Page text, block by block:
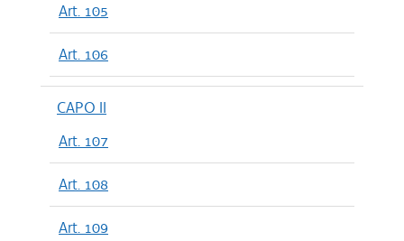
Art. 105
Art. 106
CAPO II
Art. 107
Art. 108
Art. 109